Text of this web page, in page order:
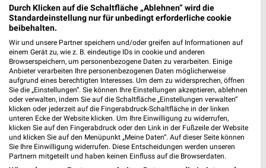
Mendener Str. 21
53840 Troisdorf
Heute 08:30 - 20:00 Uhr |
Geschlossen
470,79 km • Angebote: 1 Prospekt
Getränke Hoffmann Hamm
Lindenallee 56
57577 Hamm
Heute 08:00 - 20:00 Uhr | Geschlossen
440,30 km • Angebote: 1 Prospekt
Durch Klicken auf die Schaltfläche „Ablehnen“ wird die
Standardeinstellung nur für unbedingt erforderliche cookie
beibehalten.
Wir und unsere Partner speichern und/oder greifen auf Informationen auf
einem Gerät zu, wie z. B. eindeutige IDs in cookie und anderen
Browserspeichern, um personenbezogene Daten zu verarbeiten. Einige
Anbieter verarbeiten Ihre personenbezogenen Daten möglicherweise
aufgrund eines berechtigten Interesses. Um dem zu widersprechen, öffnen
Sie die „Einstellungen“. Sie können Ihre Einstellungen akzeptieren, ablehnen
oder verwalten, indem Sie auf die Schaltfläche „Einstellungen verwalten“
klicken oder jederzeit auf die Fingerabdruck-Schaltfläche in der linken
unteren Ecke der Website klicken. Um Ihre Einwilligung zu widerrufen,
klicken Sie auf den Fingerabdruck oder den Link in der Fußzeile der Website
und klicken Sie auf den Menüpunkt „Meine Daten“. Auf dieser Seite können
Sie Ihre Einwilligung widerrufen. Diese Entscheidungen werden unseren
Partnern mitgeteilt und haben keinen Einfluss auf die Browserdaten.